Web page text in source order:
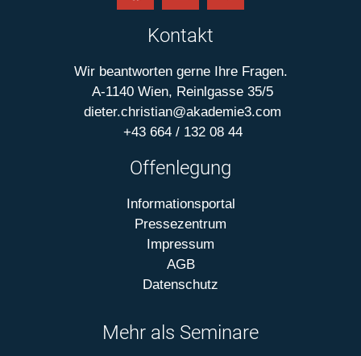
Kontakt
Wir beantworten gerne Ihre Fragen.
A-1140 Wien, Reinlgasse 35/5
dieter.christian@akademie3.com
+43 664 / 132 08 44
Offenlegung
Informationsportal
Pressezentrum
Impressum
AGB
Datenschutz
Mehr als Seminare